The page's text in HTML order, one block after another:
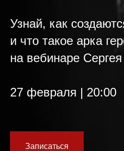
Узнай, как
и что такое арка
на вебинаре
27 февраля | 20:00
Записаться